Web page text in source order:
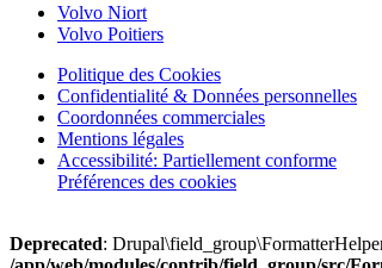
Volvo Niort
Volvo Poitiers
Politique des Cookies
Confidentialité & Données personnelles
Coordonnées commerciales
Mentions légales
Accessibilité: Partiellement conforme
Préférences des cookies
Deprecated: